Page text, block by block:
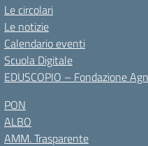
Le circolari
Le notizie
Calendario eventi
Scuola Digitale
EDUSCOPIO – Fondazione
PON
ALBO
AMM. Trasparente